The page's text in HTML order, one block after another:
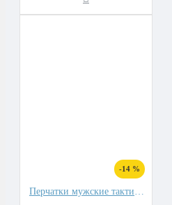
-14 %
Перчатки мужские тактические